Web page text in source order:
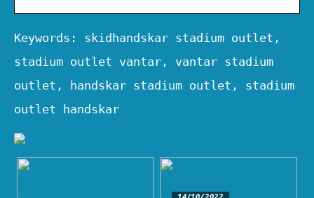
Keywords: skidhandskar stadium outlet,
stadium outlet vantar, vantar stadium
outlet, handskar stadium outlet, stadium
outlet handskar